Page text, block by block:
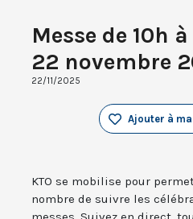
Messe de 10h
22 novembre
22/11/2025
Ajouter à
KTO se mobilise pour
nombre de suivre les